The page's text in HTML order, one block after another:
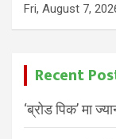
Fri, August 7,
Recent
‘ब्रोड पिक’ मा